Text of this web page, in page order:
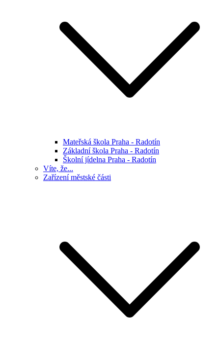
Mateřská škola Praha - Radotín
Základní škola Praha - Radotín
Školní jídelna Praha - Radotín
Víte, že...
Zařízení městské části